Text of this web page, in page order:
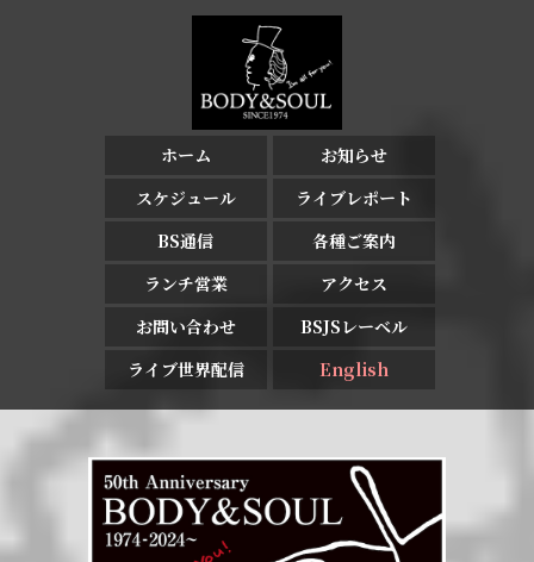
ホーム
お知らせ
スケジュール
ライブレポート
BS通信
各種ご案内
ランチ営業
アクセス
お問い合わせ
BSJSレーベル
ライブ世界配信
English